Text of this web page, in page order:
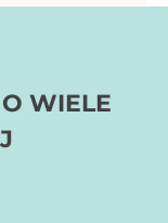
WIELE